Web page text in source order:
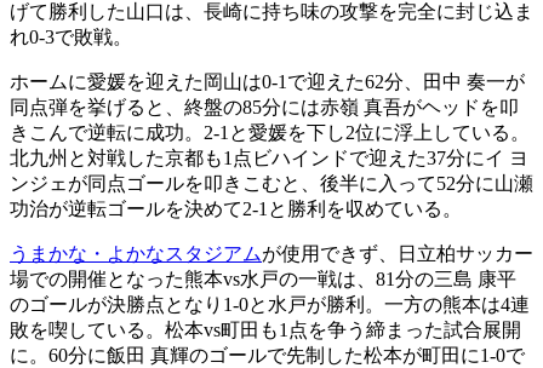
げて勝利した山口は、長崎に持ち味の攻撃を完全に封じ込ま
れ0-3で敗戦。
ホームに愛媛を迎えた岡山は0-1で迎えた62分、田中 奏一が
同点弾を挙げると、終盤の85分には赤嶺 真吾がヘッドを叩
きこんで逆転に成功。2-1と愛媛を下し2位に浮上している。
北九州と対戦した京都も1点ビハインドで迎えた37分にイ ヨ
ンジェが同点ゴールを叩きこむと、後半に入って52分に山瀬
功治が逆転ゴールを決めて2-1と勝利を収めている。
うまかな・よかなスタジアムが使用できず、日立柏サッカー
場での開催となった熊本vs水戸の一戦は、81分の三島 康平
のゴールが決勝点となり1-0と水戸が勝利。一方の熊本は4連
敗を喫している。松本vs町田も1点を争う締まった試合展開
に。60分に飯田 真輝のゴールで先制した松本が町田に1-0で